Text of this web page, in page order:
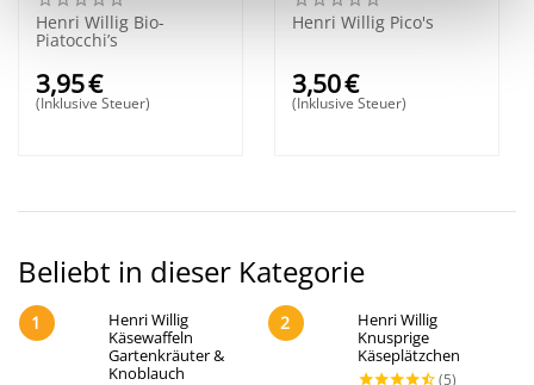
Henri Willig Bio-
Piatocchi’s
3,95€
(Inklusive Steuer)
Henri Willig Pico's
3,50€
(Inklusive Steuer)
Beliebt in dieser Kategorie
1
Henri Willig
Käsewaffeln
Gartenkräuter &
Knoblauch
2
Henri Willig
Knusprige
Käseplätzchen